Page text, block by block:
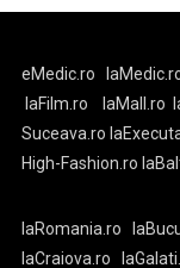
eMedic.ro
laFilm.ro
laMall.ro
Suceava.ro
High-Fashion.ro
laRomania.ro
laCraiova.ro